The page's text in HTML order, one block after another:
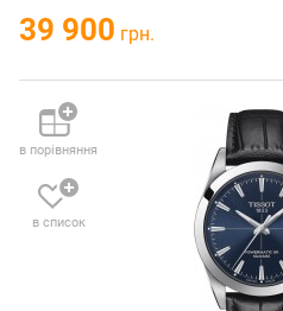
39 900 грн.
в порівняння
в список